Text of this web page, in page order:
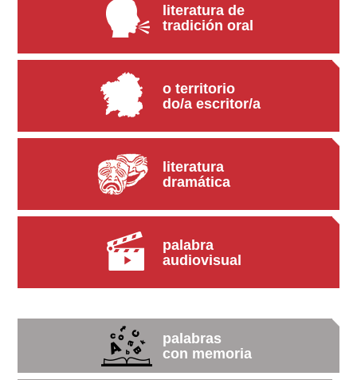
literatura de
tradición oral
o territorio
do/a escritor/a
literatura
dramática
palabra
audiovisual
palabras
con memoria